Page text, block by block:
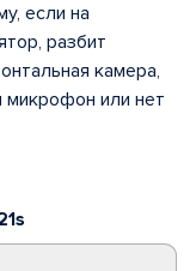
если на
разбит
камера,
микрофон или нет